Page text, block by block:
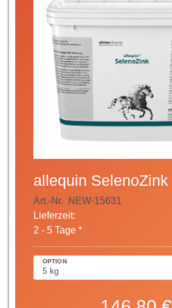
allequin SelenoZink
Art.-Nr.
NEW-15631
Lieferzeit:
2 - 5 Tage *
OPTION